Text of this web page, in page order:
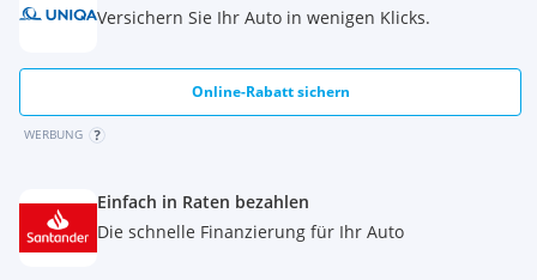
Versichern Sie Ihr Auto in wenigen Klicks.
Online-Rabatt sichern
WERBUNG
Einfach in Raten bezahlen
Die schnelle Finanzierung für Ihr Auto